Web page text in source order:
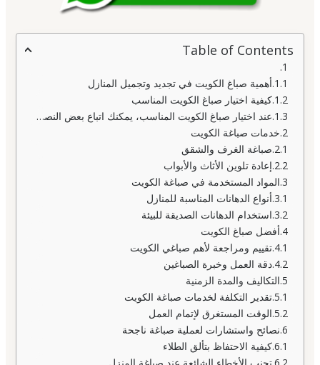
Table of Contents
أهمية صباغ الكويت في تجديد وتجميل المنازل
كيفية اختيار صباغ الكويت المناسب
عند اختيار صباغ الكويت المناسب، يمكنك اتباع بعض النصائح التالية:
خدمات صباغة الكويت
صباغة الغرف والشقق
إعادة تلوين الأثاث والأبواب
المواد المستخدمة في صباغة الكويت
أنواع الدهانات المناسبة للمنازل
استخدام الدهانات الصديقة للبيئة
أفضل صباغ الكويت
تقييم ومراجعة لأهم صباغي الكويت
دقة العمل وخبرة الصباغين
التكاليف والمدة الزمنية
تقدير التكلفة لخدمات صباغة الكويت
الوقت المستغرق لإتمام العمل
نصائح واستشارات لعملية صباغة ناجحة
كيفية الاحتفاظ بتألق الطلاء